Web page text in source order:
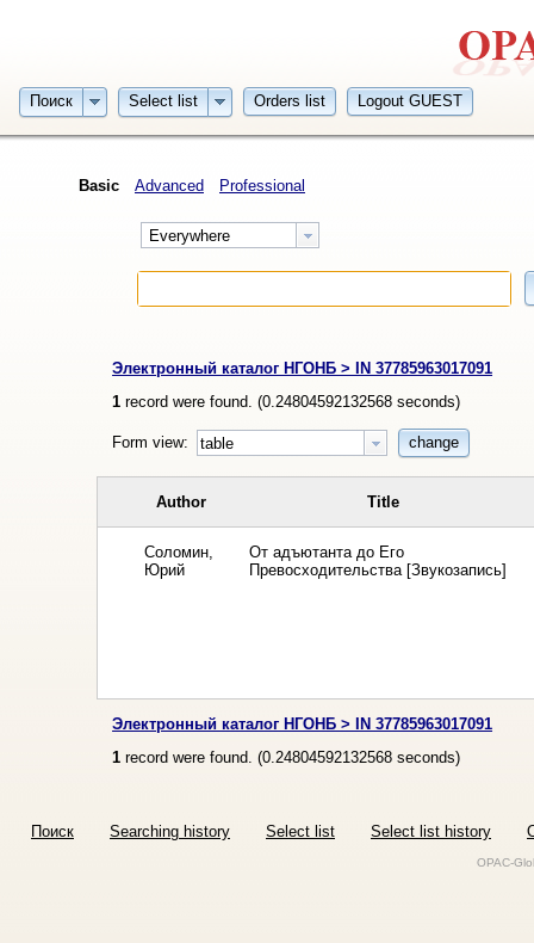
Поиск Select list Orders list Logout GUEST
Basic Advanced Professional
Everywhere
Электронный каталог НГОНБ > IN 37785963017091
1 record were found. (0.24804592132568 seconds)
Form view: table change
Author Title
Соломин,
Юрий
От адъютанта до Его
Превосходительства [Звукозапись]
Электронный каталог НГОНБ > IN 37785963017091
1 record were found. (0.24804592132568 seconds)
Поиск Searching history Select list Select list history
OPAC-